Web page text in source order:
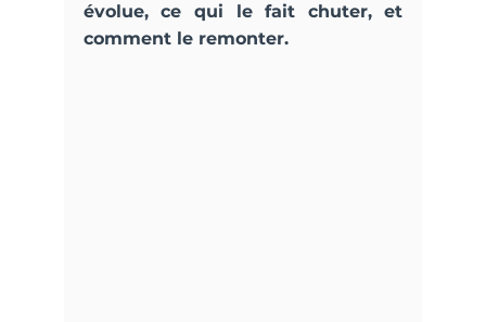
évolue, ce qui le fait chuter, et
comment le remonter.